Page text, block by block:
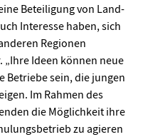
Beteiligung von Land-
Interesse haben, sich
Regionen
„Ihre Ideen können neue
Betriebe sein, die jungen
Im Rahmen des
die Möglichkeit ihre
zu agieren